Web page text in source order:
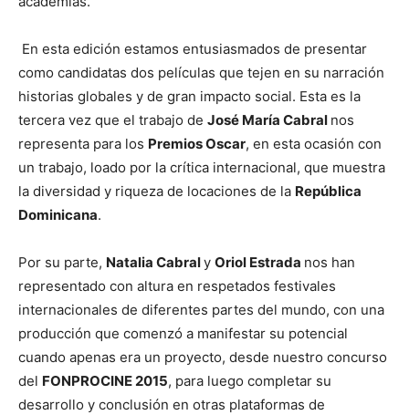
En esta edición estamos entusiasmados de presentar
como candidatas dos películas que tejen en su narración
historias globales y de gran impacto social. Esta es la
tercera vez que el trabajo de José María Cabral nos
representa para los Premios Oscar, en esta ocasión con
un trabajo, loado por la crítica internacional, que muestra
la diversidad y riqueza de locaciones de la República
Dominicana.
Por su parte, Natalia Cabraly Oriol Estrada nos han
representado con altura en respetados festivales
internacionales de diferentes partes del mundo, con una
producción que comenzó a manifestar su potencial
cuando apenas era un proyecto, desde nuestro concurso
del FONPROCINE 2015, para luego completar su
desarrollo y conclusión en otras plataformas de